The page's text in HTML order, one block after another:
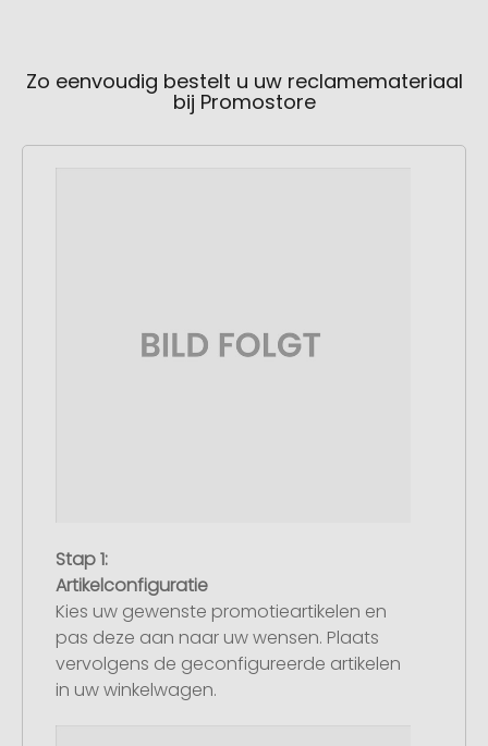
Zo eenvoudig bestelt u uw reclamemateriaal
bij Promostore
Stap 1:
Artikelconfiguratie
Kies uw gewenste promotieartikelen en
pas deze aan naar uw wensen. Plaats
vervolgens de geconfigureerde artikelen
in uw winkelwagen.